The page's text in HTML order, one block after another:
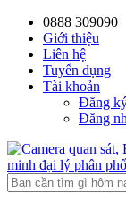
0888 309090
Giới thiệu
Liên hệ
Tuyển dụng
Tài khoản
Đăng
Đăng